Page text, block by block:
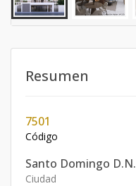
Resumen
7501
Código
Santo Domingo D.N.
Ciudad